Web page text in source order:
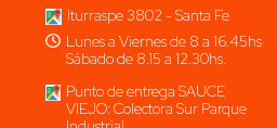
Iturraspe 3802 - Santa Fe
Lunes a Viernes de 8 a 16.45hs
Sábado de 8.15 a 12.30hs.
Punto de entrega SAUCE
VIEJO: Colectora Sur Parque